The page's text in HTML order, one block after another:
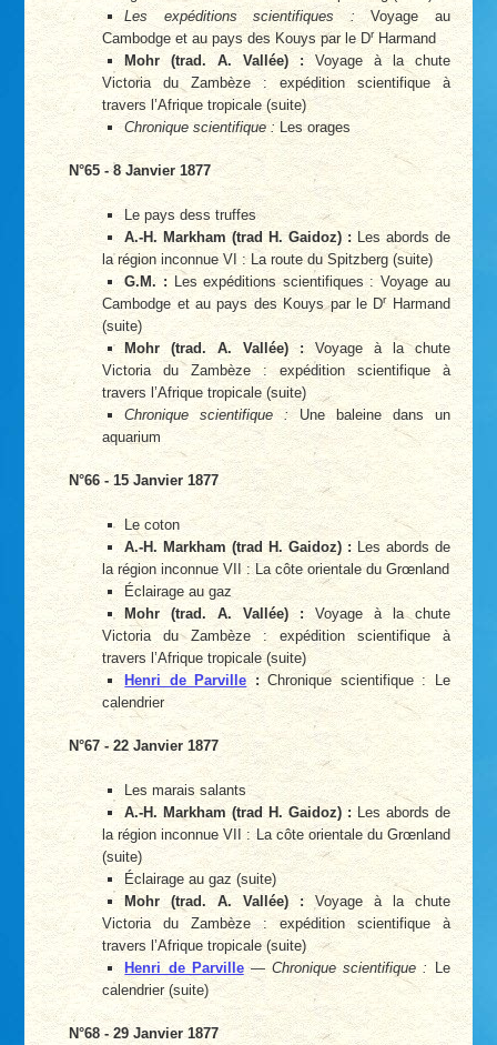
Les expéditions scientifiques : Voyage au
Cambodge et au pays des Kouys par le DrHarmand
Mohr (trad. A. Vallée) : Voyage à la chute
Victoria du Zambèze : expédition scientifique à
travers l’Afrique tropicale (suite)
Chronique scientifique :Les orages
N°65 - 8 Janvier 1877
Le pays dess truffes
A.-H. Markham (trad H. Gaidoz) :Les abords de
la région inconnue VI : La route du Spitzberg (suite)
G.M. : Les expéditions scientifiques : Voyage au
Cambodge et au pays des Kouys par le DrHarmand
(suite)
Mohr (trad. A. Vallée) :Voyage à la chute
Victoria du Zambèze : expédition scientifique à
travers l’Afrique tropicale (suite)
Chronique scientifique :Une baleine dans un
aquarium
N°66 - 15 Janvier 1877
Le coton
A.-H. Markham (trad H. Gaidoz) : Les abords de
la région inconnue VII : La côte orientale du Grœnland
Éclairage au gaz
Mohr (trad. A. Vallée) :Voyage à la chute
Victoria du Zambèze : expédition scientifique à
travers l’Afrique tropicale (suite)
Henri de Parville :Chronique scientifique : Le
calendrier
N°67 - 22 Janvier 1877
Les marais salants
A.-H. Markham (trad H. Gaidoz) :Les abords de
la région inconnue VII : La côte orientale du Grœnland
(suite)
Éclairage au gaz (suite)
Mohr (trad. A. Vallée) :Voyage à la chute
Victoria du Zambèze : expédition scientifique à
travers l’Afrique tropicale (suite)
Henri de Parville—Chronique scientifique : Le
calendrier (suite)
N°68 - 29 Janvier 1877